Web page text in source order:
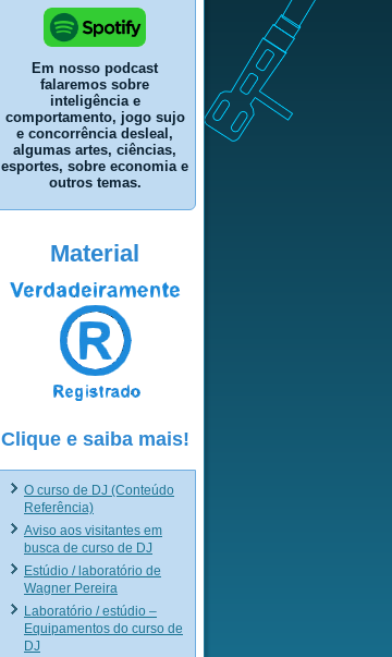
Em nosso podcast
falaremos sobre
inteligência e
comportamento, jogo sujo
e concorrência desleal,
algumas artes, ciências,
esportes, sobre economia e
outros temas.
Material
Clique e saiba mais!
O curso de DJ (Conteúdo
Referência)
Aviso aos visitantes em
busca de curso de DJ
Estúdio / laboratório de
Wagner Pereira
Laboratório / estúdio –
Equipamentos do curso de
DJ